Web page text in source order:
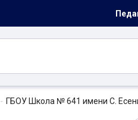
ГБОУ Школа № 641 имени С.